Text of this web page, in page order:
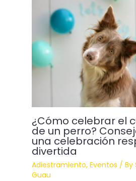
¿Cómo celebrar el
de un perro?
una celebración
divertida
Adiestramiento, Eventos / By
Guau